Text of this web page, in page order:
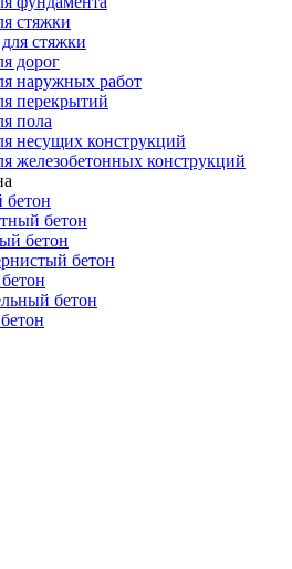
стяжки
стяжки
дорог
наружных работ
перекрытий
пола
несущих конструкций
железобетонных конструкций
бетон
бетон
бетон
бетон
бетон